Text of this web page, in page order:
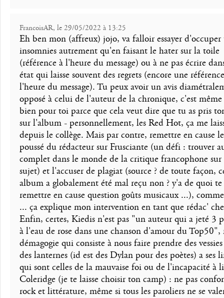
FrancoisAR, le 29/05/2022 à 13:25
Eh ben mon (affreux) jojo, va falloir essayer d'occuper
insomnies autrement qu'en faisant le hater sur la toile
(référence à l'heure du message) ou à ne pas écrire
état qui laisse souvent des regrets (encore une
l'heure du message). Tu peux avoir un avis
opposé à celui de l'auteur de la chronique, c'est
bien pour toi parce que cela veut dire que tu as pris
sur l'album - personnellement, les Red Hot, ça me
depuis le collège. Mais par contre, remettre en cause
poussé du rédacteur sur Frusciante (un défi : trouver
complet dans le monde de la critique francophone sur
sujet) et l'accuser de plagiat (source ? de toute façon,
album a globalement été mal reçu non ? y'a de quoi te
remettre en cause question goûts musicaux ...),
... ça explique mon intervention en tant que rédac'
Enfin, certes, Kiedis n'est pas "un auteur qui a jeté 3
à l'eau de rose dans une chanson d'amour du Top50",
démagogie qui consiste à nous faire prendre des
des lanternes (id est des Dylan pour des poètes) a ses
qui sont celles de la mauvaise foi ou de l'incapacité à
Coleridge (je te laisse choisir ton camp) : ne pas
rock et littérature, même si tous les paroliers ne se